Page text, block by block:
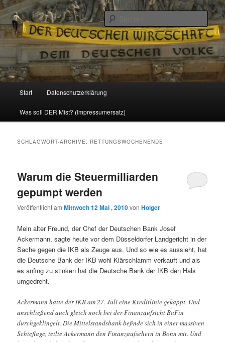
Reizzentrum
Politik, Wirtschaft, Soziales und Gesellschaft
Zum
Inhalt
Zum
sekundären
Start Datenschutzerklärung
Was soll DER Mist? (Impressumersatz)
SCHLAGWORT-ARCHIVE: RETTUNGSWOCHENENDE
Warum die Steuermilliarden
gepumpt werden
Veröffentlicht amMittwoch 12 Mai , 2010vonHolger
Mein alter Freund, der Chef der Deutschen Bank Josef
Ackermann, sagte heute vor dem Düsseldorfer Landgericht in der
Sache gegen die IKB als Zeuge aus. Und so wie es aussieht, hat
die Deutsche Bank der IKB wohl Klärschlamm verkauft und als
es anfing zu stinken hat die Deutsche Bank der IKB den Hals
umgedreht.
Ackermann hatte der IKB am 27. Juli eine Kreditlinie gekappt. Und
anschließend auch gleich noch bei der Finanzaufsicht BaFin
durchgeklingelt. Die Mittelstandsbank befinde sich in einer massiven
Schieflage, teilte Ackermann den Finanzaufsehern in Bonn mit. Und